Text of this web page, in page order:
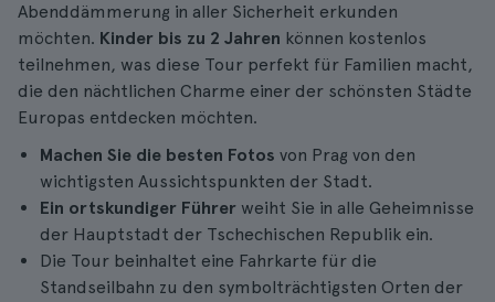
Abenddämmerung in aller Sicherheit erkunden
möchten. Kinder bis zu 2 Jahren können kostenlos
teilnehmen, was diese Tour perfekt für Familien macht,
die den nächtlichen Charme einer der schönsten Städte
Europas entdecken möchten.
Machen Sie die besten Fotos von Prag von den
wichtigsten Aussichtspunkten der Stadt.
Ein ortskundiger Führer weiht Sie in alle Geheimnisse
der Hauptstadt der Tschechischen Republik ein.
Die Tour beinhaltet eine Fahrkarte für die
Standseilbahn zu den symbolträchtigsten Orten der